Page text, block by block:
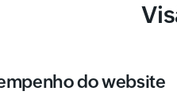
do website